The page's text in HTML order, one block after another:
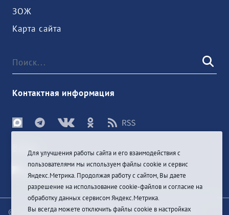
ЗОЖ
Карта сайта
Контактная информация
Войти
© При цитировании информации с сайта ссылка на
Для улучшения работы сайта и его взаимодействия с
пользователями мы используем файлы cookie и сервис
Яндекс.Метрика. Продолжая работу с сайтом, Вы даете
разрешение на использование cookie-файлов и согласие на
обработку данных сервисом Яндекс.Метрика.
Вы всегда можете отключить файлы cookie в настройках